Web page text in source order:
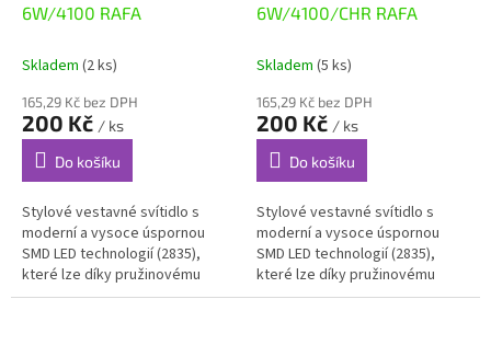
6W/4100 RAFA
Skladem (2 ks)
165,29 Kč bez DPH
200 Kč / ks
Do košíku
Stylové vestavné svítidlo s
moderní a vysoce úspornou
SMD LED technologií (2835),
které lze díky pružinovému
úchytu snadno nainstalovat
6W/4100/CHR RAFA
Skladem (5 ks)
165,29 Kč bez DPH
200 Kč / ks
Do košíku
Stylové vestavné svítidlo s
moderní a vysoce úspornou
SMD LED technologií (2835),
které lze díky pružinovému
úchytu snadno nainstalovat